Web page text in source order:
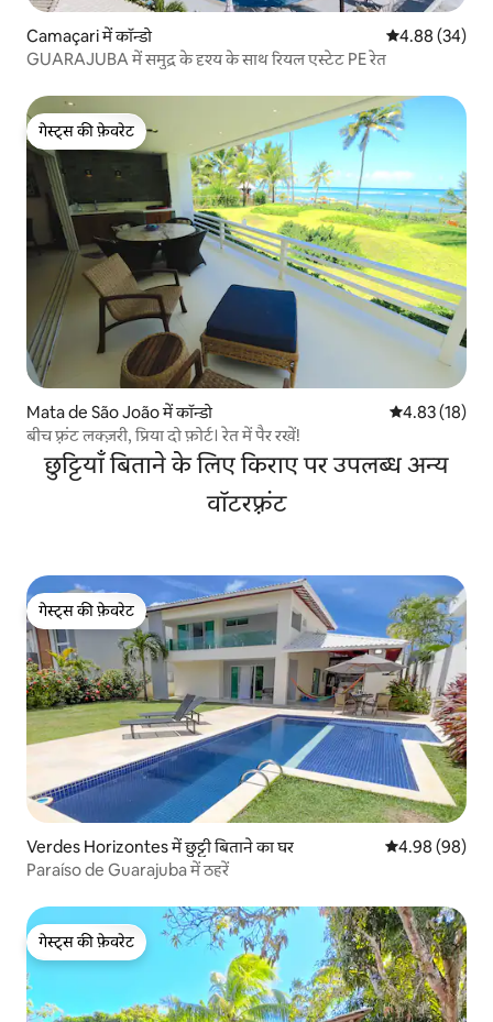
Camaçari में कॉन्डो औसत रेटिंग 5 में
4.88 (34)
GUARAJUBA में समुद्र के दृश्य के साथ रियल एस्टेट PE रेत
गेस्ट्स की फ़ेवरेट
गेस्ट्स की फ़ेवरेट
Mata de São João में कॉन्डो औसत रेटिंग 5 में
4.83 (18)
बीच फ़्रंट लक्ज़री, प्रिया दो फ़ोर्ट। रेत में पैर रखें!
छुट्टियाँ बिताने के लिए किराए पर उपलब्ध अन्य
वॉटरफ़्रंट
गेस्ट्स की फ़ेवरेट
गेस्ट्स की फ़ेवरेट
Verdes Horizontes में छुट्टी बिताने का घर औसत रेटिंग 5 में
4.98 (98)
Paraíso de Guarajuba में ठहरें
गेस्ट्स की फ़ेवरेट
गेस्ट्स की फ़ेवरेट